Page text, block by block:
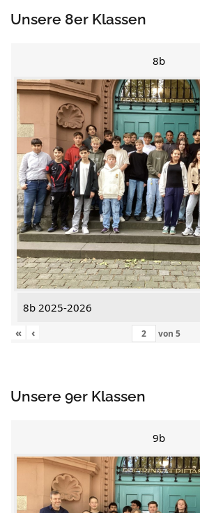
Unsere 8er Klassen
8b
8b 2025-2026
«
‹ von 5
Unsere 9er Klassen
9b